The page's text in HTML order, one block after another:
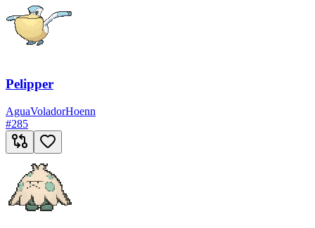
Pelipper
AguaVoladorHoenn
#285